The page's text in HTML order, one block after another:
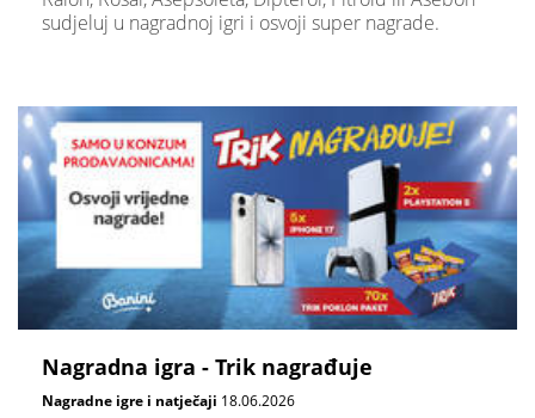
sudjeluj u nagradnoj igri i osvoji super nagrade.
Nagradna igra - Trik nagrađuje
Nagradne igre i natječaji 18.06.2026